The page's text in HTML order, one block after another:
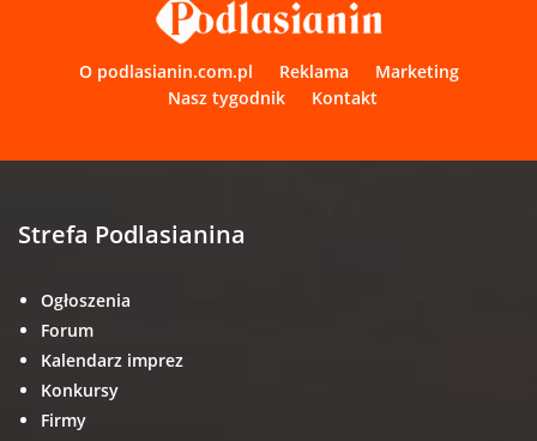
O podlasianin.com.pl Reklama
Marketing
Nasz tygodnik
Kontakt
Strefa Podlasianina
Ogłoszenia
Forum
Kalendarz imprez
Konkursy
Firmy